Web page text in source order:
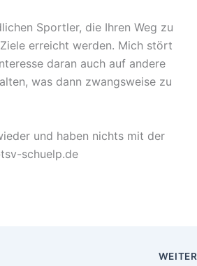
Sportler, die Ihren Weg zu
erreicht werden. Mich stört
daran auch auf andere
was dann zwangsweise zu
und haben nichts mit der
schuelp.de
WEITER